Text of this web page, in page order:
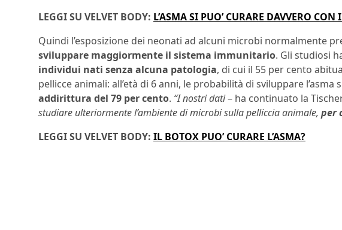
LEGGI SU VELVET BODY: L’ASMA SI PUO’ CURARE DAVVERO
Quindi l’esposizione dei neonati ad alcuni microbi normalmente
sviluppare maggiormente il sistema immunitario. Gli studiosi
individui nati senza alcuna patologia, di cui il 55 per cento
pellicce animali: all’età di 6 anni, le probabilità di sviluppare l’asma
addirittura del 79 per cento. “I nostri dati– ha continuato la
studiare ulteriormente l’ambiente di microbi sulla pelliccia animale, per
LEGGI SU VELVET BODY: IL BOTOX PUO’ CURARE L’ASMA?